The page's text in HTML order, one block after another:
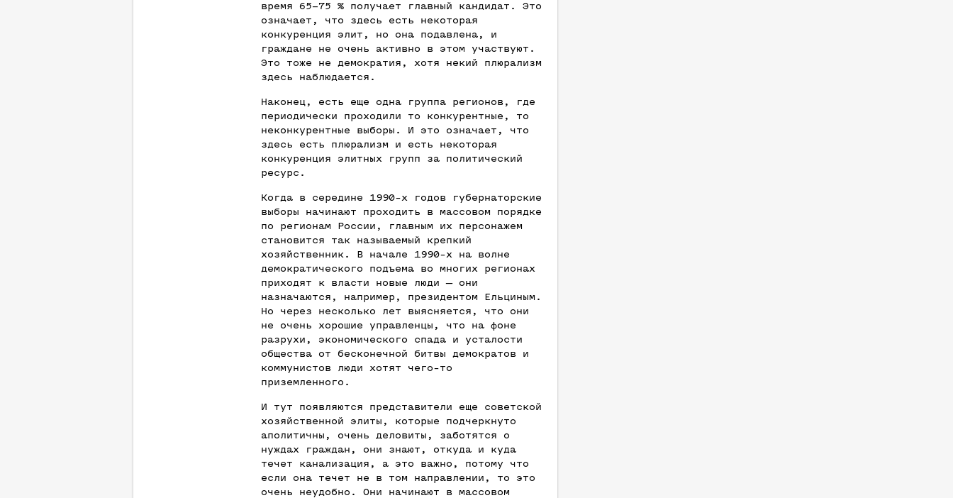
время 65–75 % получает главный кандидат. Это
означает, что здесь есть некоторая
конкуренция элит, но она подавлена, и
граждане не очень активно в этом участвуют.
Это тоже не демократия, хотя некий плюрализм
здесь наблюдается.
Наконец, есть еще одна группа регионов, где
периодически проходили то конкурентные, то
неконкурентные выборы. И это означает, что
здесь есть плюрализм и есть некоторая
конкуренция элитных групп за политический
ресурс.
Когда в середине 1990-х годов губернаторские
выборы начинают проходить в массовом порядке
по регионам России, главным их персонажем
становится так называемый крепкий
хозяйственник. В начале 1990-х на волне
демократического подъема во многих регионах
приходят к власти новые люди — они
назначаются, например, президентом Ельциным.
Но через несколько лет выясняется, что они
не очень хорошие управленцы, что на фоне
разрухи, экономического спада и усталости
общества от бесконечной битвы демократов и
коммунистов люди хотят чего-то
приземленного.
И тут появляются представители еще советской
хозяйственной элиты, которые подчеркнуто
аполитичны, очень деловиты, заботятся о
нуждах граждан, они знают, откуда и куда
течет канализация, а это важно, потому что
если она течет не в том направлении, то это
очень неудобно. Они начинают в массовом